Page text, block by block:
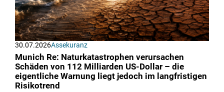
30.07.2026Assekuranz
Munich Re: Naturkatastrophen verursachen
Schäden von 112 Milliarden US-Dollar – die
eigentliche Warnung liegt jedoch im langfristigen
Risikotrend